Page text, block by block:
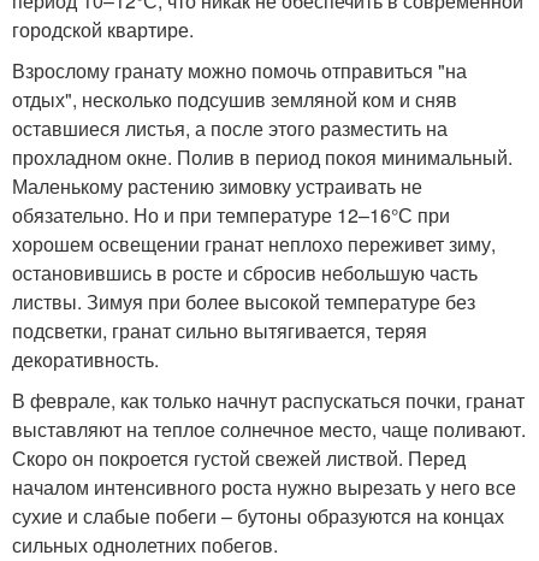
городской квартире.
Взрослому гранату можно помочь отправиться "на
отдых", несколько подсушив земляной ком и сняв
оставшиеся листья, а после этого разместить на
прохладном окне. Полив в период покоя минимальный.
Маленькому растению зимовку устраивать не
обязательно. Но и при температуре 12–16°С при
хорошем освещении гранат неплохо переживет зиму,
остановившись в росте и сбросив небольшую часть
листвы. Зимуя при более высокой температуре без
подсветки, гранат сильно вытягивается, теряя
декоративность.
В феврале, как только начнут распускаться почки, гранат
выставляют на теплое солнечное место, чаще поливают.
Скоро он покроется густой свежей листвой. Перед
началом интенсивного роста нужно вырезать у него все
сухие и слабые побеги – бутоны образуются на концах
сильных однолетних побегов.